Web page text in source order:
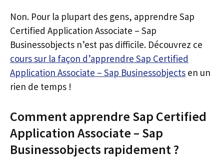
Non. Pour la plupart des gens, apprendre Sap
Certified Application Associate – Sap
Businessobjects n’est pas difficile. Découvrez ce
cours sur la façon d’apprendre Sap Certified
Application Associate – Sap Businessobjects en un
rien de temps !
Comment apprendre Sap Certified
Application Associate – Sap
Businessobjects rapidement ?